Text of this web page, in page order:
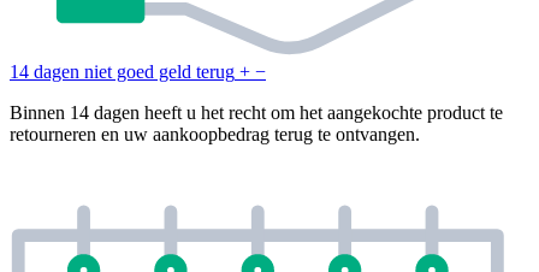
14 dagen niet goed geld terug + −
Binnen 14 dagen heeft u het recht om het aangekochte product te
retourneren en uw aankoopbedrag terug te ontvangen.